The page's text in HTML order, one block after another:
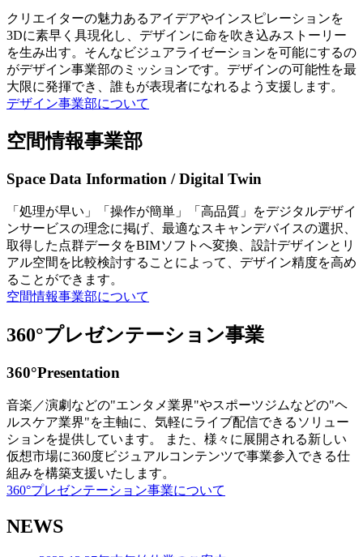
クリエイターの魅力あるアイデアやインスピレーションを
3Dに素早く具現化し、デザインに命を吹き込みストーリー
を生み出す。そんなビジュアライゼーションを可能にするの
がデザイン事業部のミッションです。デザインの可能性を最
大限に発揮でき、誰もが表現者になれるよう支援します。
デザイン事業部について
空間情報事業部
Space Data Information / Digital Twin
「処理が早い」「操作が簡単」「高品質」をデジタルデザイ
ンサービスの理念に掲げ、最適なスキャンデバイスの選択、
取得した点群データをBIMソフトへ変換、設計デザインとリ
アル空間を比較検討することによって、デザイン精度を高め
ることができます。
空間情報事業部について
360°プレゼンテーション事業
360°Presentation
音楽／演劇などの"エンタメ業界"やスポーツジムなどの"ヘ
ルスケア業界"を主軸に、気軽にライブ配信できるソリュー
ションを提供しています。 また、様々に展開される新しい
仮想市場に360度ビジュアルコンテンツで事業参入できる仕
組みを構築支援いたします。
360°プレゼンテーション事業について
NEWS